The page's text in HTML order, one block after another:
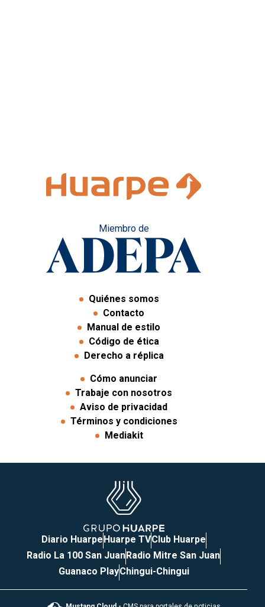
Miembro de
Quiénes somos
Contacto
Manual de estilo
Código de ética
Derecho a réplica
Cómo anunciar
Trabaje con nosotros
Aviso de privacidad
Términos y condiciones
Mediakit
Diario HuarpeHuarpe TVClub Huarpe
Radio La 100 San JuanRadio Mitre San Juan
Guanaco PlayChingui-Chingui